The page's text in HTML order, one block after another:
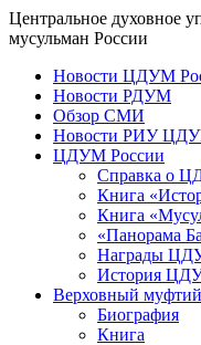
Центральное духовное
мусульман России
Новости ЦДУМ
Новости РДУМ
Обзор СМИ
Новости РИУ
ЦДУМ России
Справка о
Книга
Книга
«Панорама
Награды
История
Верховный муфтий
Биография
Книга